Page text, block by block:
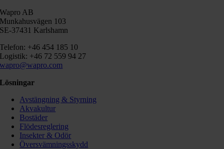
Wapro AB
Munkahusvägen 103
SE-37431 Karlshamn
Telefon: +46 454 185 10
Logistik: +46 72 559 94 27
wapro@wapro.com
Lösningar
Avstängning & Styrning
Akvakultur
Bostäder
Flödesreglering
Insekter & Odör
Översvämningsskydd